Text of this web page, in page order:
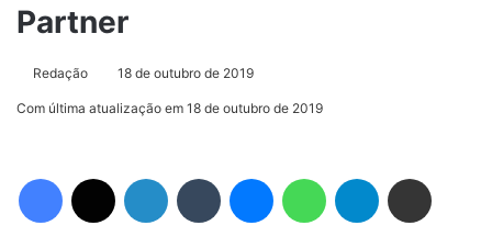
Partner
Redação 18 de outubro de 2019
Com última atualização em 18 de outubro de 2019